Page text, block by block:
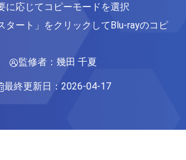
に応じてコピーモードを選択
タート」をクリックしてBlu-rayのコピ
監修者：幾田 千夏
最終更新日：2026-04-17